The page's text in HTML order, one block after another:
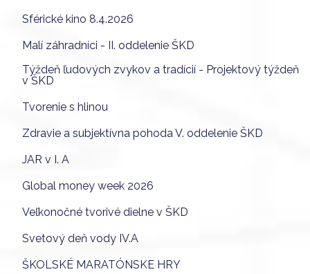
Sférické kino 8.4.2026
Malí záhradníci - II. oddelenie ŠKD
Týždeň ľudových zvykov a tradícií - Projektový týždeň
v ŠKD
Tvorenie s hlinou
Zdravie a subjektívna pohoda V. oddelenie ŠKD
JAR v I. A
Global money week 2026
Veľkonočné tvorivé dielne v ŠKD
Svetový deň vody IV.A
ŠKOLSKÉ MARATÓNSKE HRY